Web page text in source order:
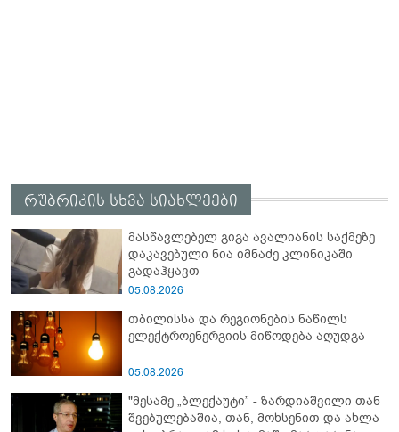
რუბრიკის სხვა სიახლეები
მასწავლებელ გიგა ავალიანის საქმეზე
დაკავებული ნია იმნაძე კლინიკაში
გადაჰყავთ
05.08.2026
თბილისსა და რეგიონების ნაწილს
ელექტროენერგიის მიწოდება აღუდგა
05.08.2026
"მესამე „ბლექაუტი” - ზარდიაშვილი თან
შვებულებაშია, თან, მოხსენით და ახლა